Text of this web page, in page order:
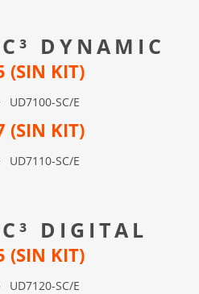
DYNAMIC
(SIN KIT)
UD7100-SC/E
(SIN KIT)
UD7110-SC/E
DIGITAL
(SIN KIT)
UD7120-SC/E